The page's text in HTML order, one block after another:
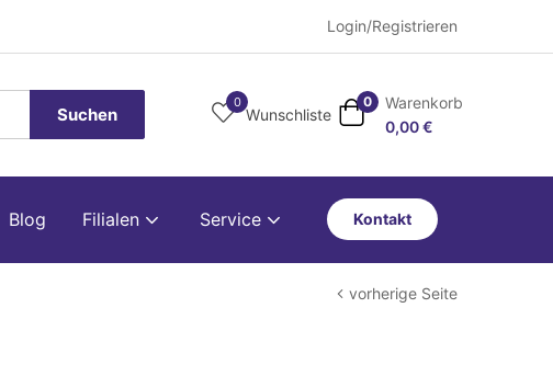
Login/Registrieren
Suchen
0
Wunschliste
0
Warenkorb
0,00€
Blog Filialen Service Kontakt
vorherige Seite